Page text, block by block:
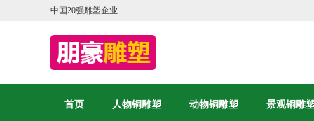
中国20强雕塑企业
首页 人物铜雕塑 动物铜雕塑 景观铜雕